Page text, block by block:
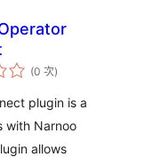
(0 次評
分
數
)
plugin is a
with Narnoo
allows